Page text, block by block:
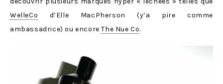
WelleCo d’Elle MacPherson (y’a pire comme
ambassadrice) ou encoreThe Nue Co.